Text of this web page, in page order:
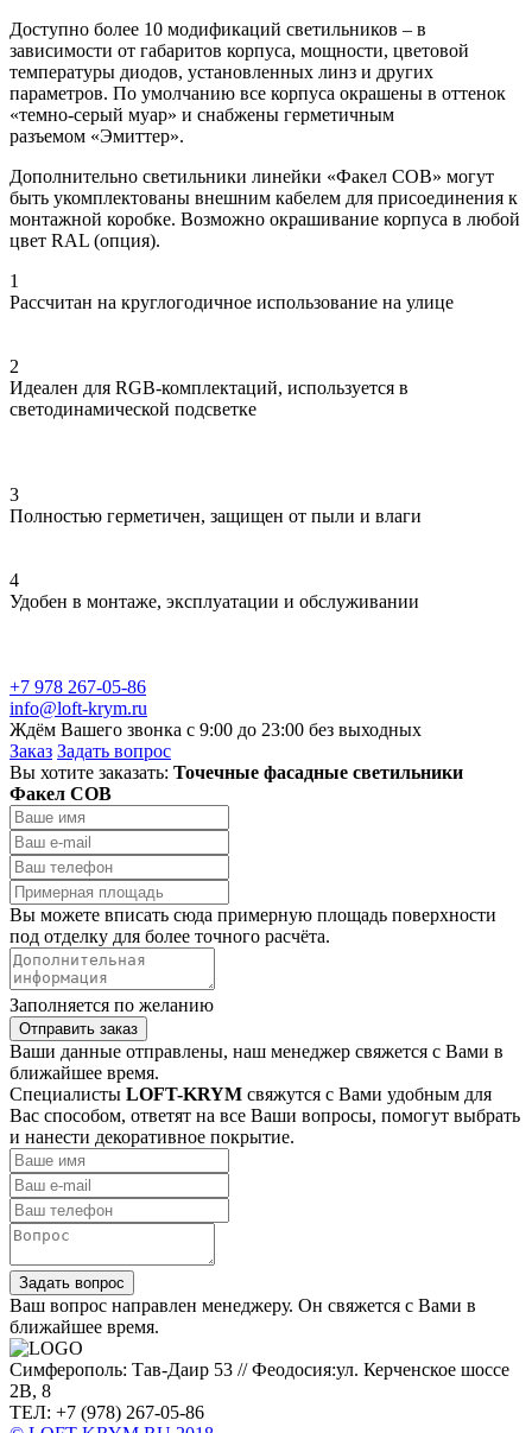
Доступно более 10 модификаций светильников – в
зависимости от габаритов корпуса, мощности, цветовой
температуры диодов, установленных линз и других
параметров. По умолчанию все корпуса окрашены в оттенок
«темно-серый муар» и снабжены герметичным
разъемом «Эмиттер».
Дополнительно светильники линейки «Факел COB» могут
быть укомплектованы внешним кабелем для присоединения к
монтажной коробке. Возможно окрашивание корпуса в любой
цвет RAL (опция).
1
Рассчитан на круглогодичное использование на улице
2
Идеален для RGB-комплектаций, используется в
светодинамической подсветке
3
Полностью герметичен, защищен от пыли и влаги
4
Удобен в монтаже, эксплуатации и обслуживании
+7 978 267-05-86
info@loft-krym.ru
Ждём Вашего звонка с 9:00 до 23:00 без выходных
Заказ Задать вопрос
Вы хотите заказать: Точечные фасадные светильники
Факел COB
Вы можете вписать сюда примерную площадь поверхности
под отделку для более точного расчёта.
Заполняется по желанию
Отправить заказ
Ваши данные отправлены, наш менеджер свяжется с Вами в
ближайшее время.
Специалисты LOFT-KRYM свяжутся с Вами удобным для
Вас способом, ответят на все Ваши вопросы, помогут выбрать
и нанести декоративное покрытие.
Задать вопрос
Ваш вопрос направлен менеджеру. Он свяжется с Вами в
ближайшее время.
Симферополь: Тав-Даир 53 // Феодосия:ул. Керченское шоссе
2В, 8
ТЕЛ: +7 (978) 267-05-86